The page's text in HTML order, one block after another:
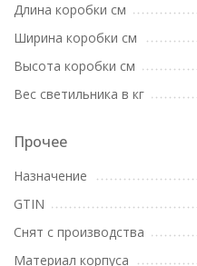
Длина коробки см
Ширина коробки см
Высота коробки см
Вес светильника в кг
Прочее
Назначение
GTIN
Снят с производства
Материал корпуса